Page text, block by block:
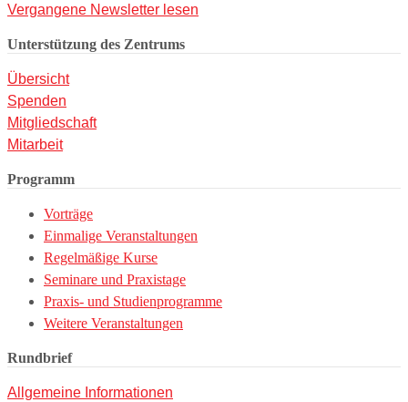
Vergangene Newsletter lesen
Unterstützung des Zentrums
Übersicht
Spenden
Mitgliedschaft
Mitarbeit
Programm
Vorträge
Einmalige Veranstaltungen
Regelmäßige Kurse
Seminare und Praxistage
Praxis- und Studienprogramme
Weitere Veranstaltungen
Rundbrief
Allgemeine Informationen